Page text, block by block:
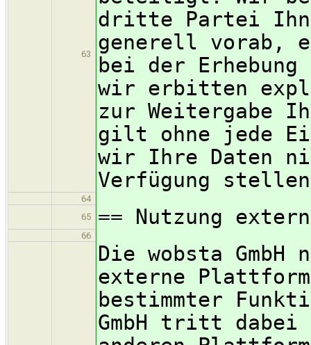
63
dritte Partei
generell vorab,
bei der
wir erbitten
zur Weitergabe
gilt ohne jede
wir Ihre Daten
Verfügung
64
65
== Nutzung
66
Die wobsta
externe
bestimmter
GmbH tritt